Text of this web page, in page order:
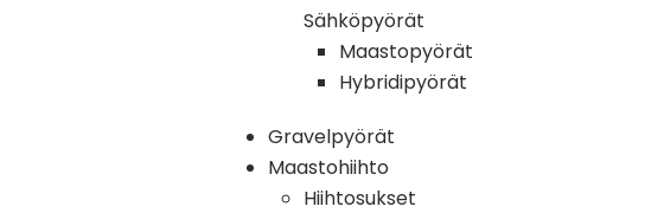
Sähköpyörät
Maastopyörät
Hybridipyörät
Gravelpyörät
Maastohiihto
Hiihtosukset